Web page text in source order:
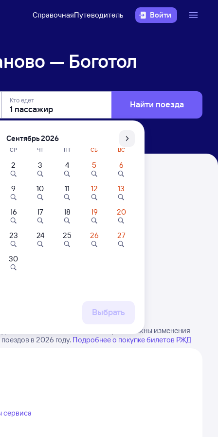
СправочнаяПутеводитель Войти
— Боготол
Кто едет Найти поезда
в Боготол. Имейте в виду, возможны изменения
в 2026 году. Подробнее о покупке билетов РЖД
сервиса
Сентябрь 2026
СР ЧТ ПТ СБ ВС
2 3 4 5 6
9 10 11 12 13
16 17 18 19 20
23 24 25 26 27
30
Выбрать